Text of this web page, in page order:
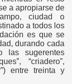
a apropiarse de
ciudad o
a todos los
es que se
durando cada
las sugerentes
“criadero”,
entre treinta y